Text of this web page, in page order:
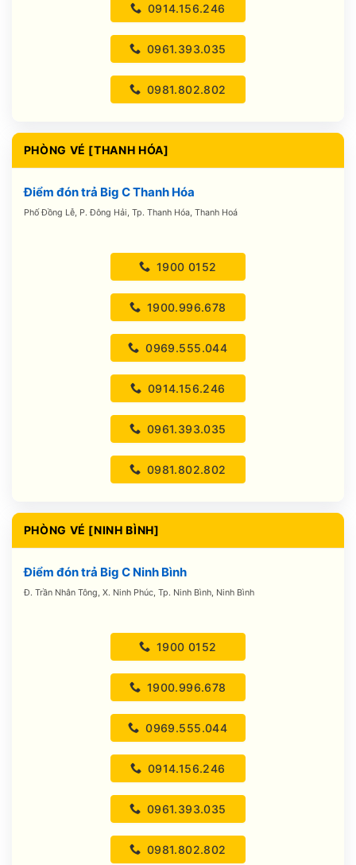
0914.156.246
0961.393.035
0981.802.802
PHÒNG VÉ [THANH HÓA]
Điểm đón trả Big C Thanh Hóa
Phố Đồng Lễ, P. Đông Hải, Tp. Thanh Hóa, Thanh Hoá
1900 0152
1900.996.678
0969.555.044
0914.156.246
0961.393.035
0981.802.802
PHÒNG VÉ [NINH BÌNH]
Điểm đón trả Big C Ninh Bình
Đ. Trần Nhân Tông, X. Ninh Phúc, Tp. Ninh Bình, Ninh Bình
1900 0152
1900.996.678
0969.555.044
0914.156.246
0961.393.035
0981.802.802